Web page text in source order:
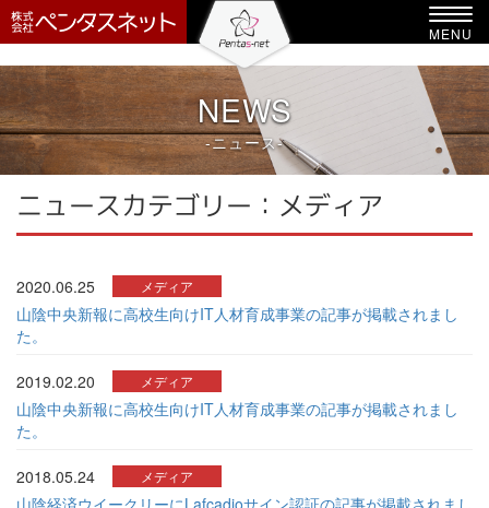
-->
MENU
NEWS
-ニュース-
ニュースカテゴリー：メディア
2020.06.25 メディア
山陰中央新報に高校生向けIT人材育成事業の記事が掲載されまし
た。
2019.02.20 メディア
山陰中央新報に高校生向けIT人材育成事業の記事が掲載されまし
た。
2018.05.24 メディア
山陰経済ウイークリーにLafcadioサイン認証の記事が掲載されまし